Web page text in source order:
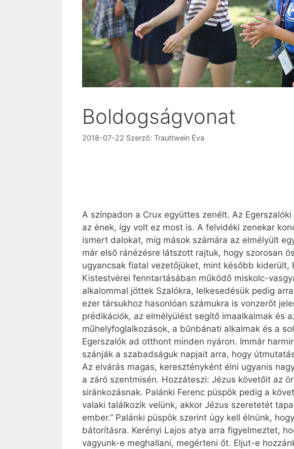
Boldogságvonat
2018-07-22 Szerző: Trauttwein Éva
A színpadon a Crux együttes zenélt. Az
az ének, így volt ez most is. A felvidéki zenekar
ismert dalokat, míg mások számára az elmélyült
már első ránézésre látszott rajtuk, hogy szorosan
ugyancsak fiatal vezetőjüket, mint később kiderült,
Kistestvérei fenntartásában működő miskolc-
alkalommal jöttek Szalókra, lelkesedésük pedig
ezer társukhoz hasonlóan számukra is vonzerőt
prédikációk, az elmélyülést segítő imaalkalmak és
műhelyfoglalkozások, a bűnbánati alkalmak és a
Egerszalók ad otthont minden nyáron. Immár
szánják a szabadságuk napjait arra, hogy
Az elvárás magas, keresztényként élni ugyanis
a záró szentmisén. Hozzáteszi: Jézus követőit az
siránkozásnak. Palánki Ferenc püspök pedig a
valaki találkozik velünk, akkor Jézus szeretetét
ember.” Palánki püspök szerint úgy kell élnünk,
bátorításra. ­Kerényi Lajos atya arra figyelmeztet,
vagyunk-e meghallani, megérteni őt. Eljut-e